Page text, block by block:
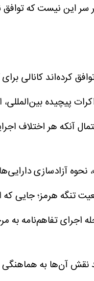
سر این نیست که
کرده‌اند کانالی
پیچیده بین‌المللی،
آنکه هر اختلاف
آزادسازی
تنگه هرمز؛ جایی که
اجرای تفاهم‌نامه به
آن‌ها به هماهنگی